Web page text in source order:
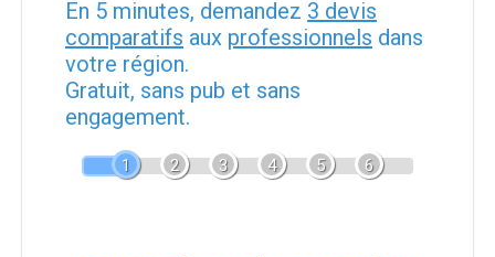
En 5 minutes, demandez 3 devis
comparatifs aux professionnels dans
votre région.
Gratuit, sans pub et sans
engagement.
1 2 3 4 5 6